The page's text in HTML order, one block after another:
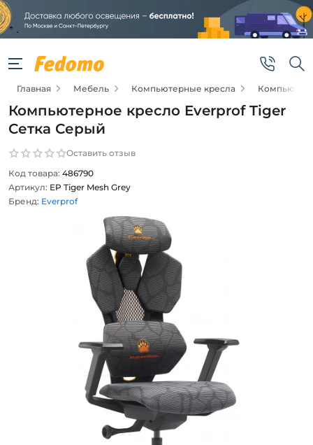
Главная Мебель Компьютерные кресла
Компьютерное кресло Everprof Tiger
Сетка Серый
Оставить отзыв
Код товара: 486790
Артикул: EP Tiger Mesh Grey
Бренд: Everprof